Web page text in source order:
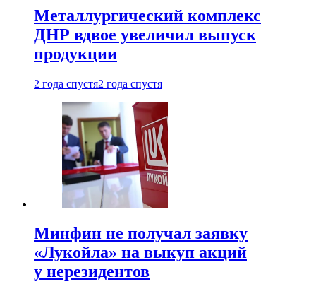
Металлургический комплекс
ДНР вдвое увеличил выпуск
продукции
2 года спустя2 года спустя
Минфин не получал заявку
«Лукойла» на выкуп акций
у нерезидентов